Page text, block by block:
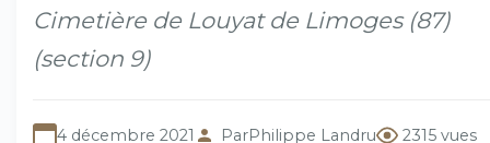
Cimetière de Louyat de Limoges (87)
(section 9)
4 décembre 2021 ParPhilippe Landru 2315 vues